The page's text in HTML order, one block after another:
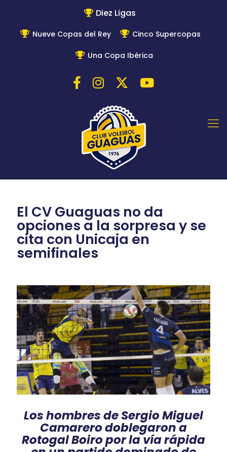
Diez Ligas
Nueve Copas del Rey Cinco Supercopas
Una Copa Ibérica
El CV Guaguas no da
opciones a la sorpresa y se
cita con Unicaja en
semifinales
Los hombres de Sergio Miguel
Camarero doblegaron a
Rotogal Boiro por la vía rápida